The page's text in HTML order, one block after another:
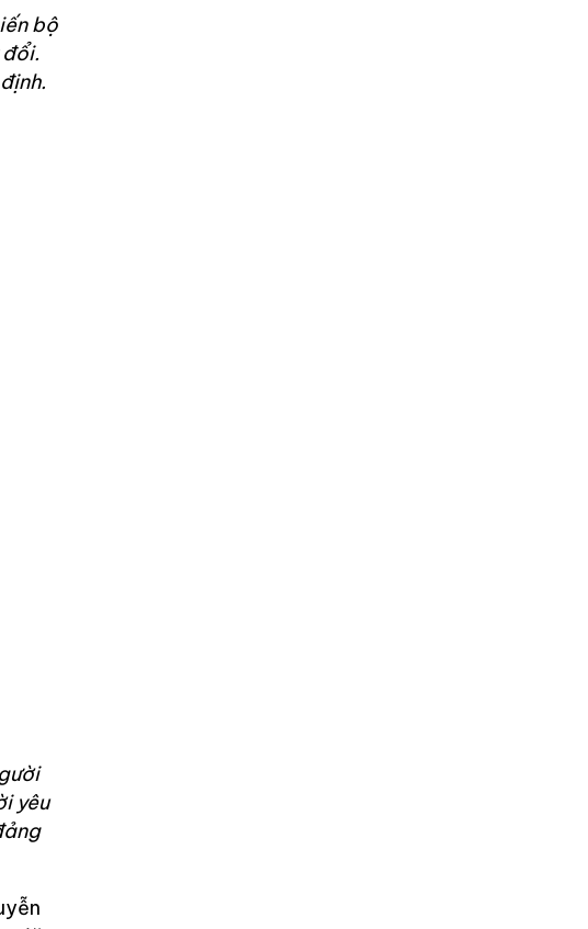
bộ
yêu